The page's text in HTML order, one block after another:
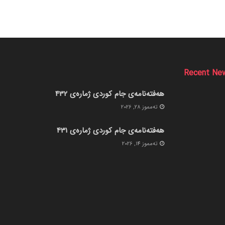
Recent
هەفتەنامەی جام کوردی ژمارەی 432
ته‌مموز 28, 2026
هەفتەنامەی جام کوردی ژمارەی 431
ته‌مموز 14, 2026